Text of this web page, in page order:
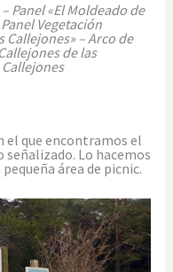
Panel «El Moldeado de
Vegetación
Callejones» – Arco de
de las
el que encontramos el
Lo hacemos
área de picnic.